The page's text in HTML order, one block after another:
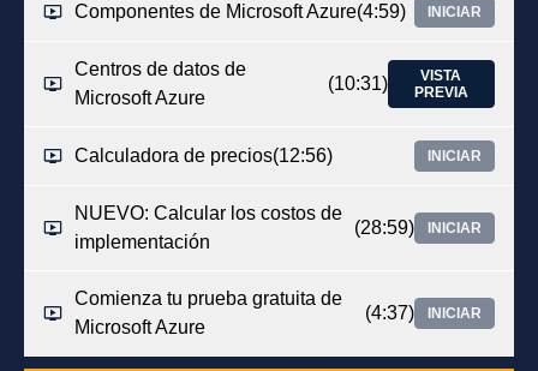
Componentes de Microsoft Azure(4:59) INICIAR
Centros de datos de
Microsoft Azure
(10:31)
VISTA
PREVIA
Calculadora de precios(12:56) INICIAR
NUEVO: Calcular los costos de
implementación
(28:59) INICIAR
Comienza tu prueba gratuita de
Microsoft Azure
(4:37) INICIAR